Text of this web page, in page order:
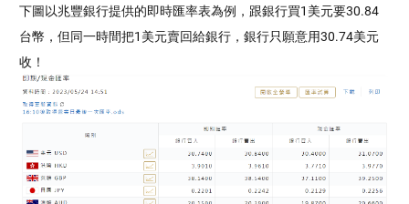
下圖以兆豐銀行提供的即時匯率表為例，跟銀行買1美元要30.84
台幣，但同一時間把1美元賣回給銀行，銀行只願意用30.74美元
收！